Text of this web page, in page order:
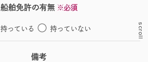
scroll
船舶免許の有無 ※必須
持っている 持っていない
備考